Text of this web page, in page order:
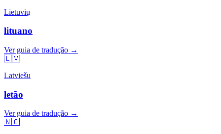
Lietuvių
lituano
Ver guia de tradução →
🇱🇻
Latviešu
letão
Ver guia de tradução →
🇳🇴